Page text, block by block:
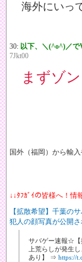
海外にいっ
30: 以下、＼(^o^)／
7Jkt00
まずゾ
国外（福岡）から輸
↓↓ﾀﾌｶﾞｲの皆様へ！情
【拡散希望】千葉の
犯人の顔写真が公開さ
サバゲー速報☆【
上荒らしが発生
あり】 ⇒ https://